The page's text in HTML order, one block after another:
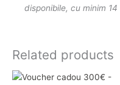
disponibile, cu minim
Related products